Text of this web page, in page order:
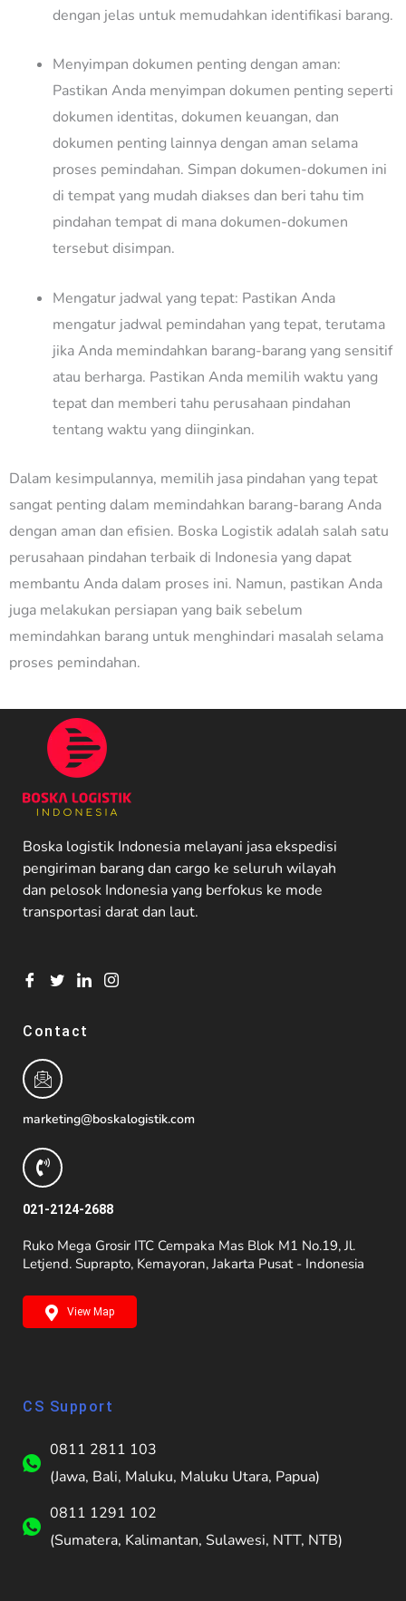
dengan jelas untuk memudahkan identifikasi barang.
Menyimpan dokumen penting dengan aman:
Pastikan Anda menyimpan dokumen penting seperti
dokumen identitas, dokumen keuangan, dan
dokumen penting lainnya dengan aman selama
proses pemindahan. Simpan dokumen-dokumen ini
di tempat yang mudah diakses dan beri tahu tim
pindahan tempat di mana dokumen-dokumen
tersebut disimpan.
Mengatur jadwal yang tepat: Pastikan Anda
mengatur jadwal pemindahan yang tepat, terutama
jika Anda memindahkan barang-barang yang sensitif
atau berharga. Pastikan Anda memilih waktu yang
tepat dan memberi tahu perusahaan pindahan
tentang waktu yang diinginkan.
Dalam kesimpulannya, memilih jasa pindahan yang tepat
sangat penting dalam memindahkan barang-barang Anda
dengan aman dan efisien. Boska Logistik adalah salah satu
perusahaan pindahan terbaik di Indonesia yang dapat
membantu Anda dalam proses ini. Namun, pastikan Anda
juga melakukan persiapan yang baik sebelum
memindahkan barang untuk menghindari masalah selama
proses pemindahan.
Boska logistik Indonesia melayani jasa ekspedisi
pengiriman barang dan cargo ke seluruh wilayah
dan pelosok Indonesia yang berfokus ke mode
transportasi darat dan laut.
Contact
marketing@boskalogistik.com
021-2124-2688
Ruko Mega Grosir ITC Cempaka Mas Blok M1 No.19, Jl.
Letjend. Suprapto, Kemayoran, Jakarta Pusat - Indonesia
View Map
CS Support
0811 2811 103
(Jawa, Bali, Maluku, Maluku Utara, Papua)
0811 1291 102
(Sumatera, Kalimantan, Sulawesi, NTT, NTB)